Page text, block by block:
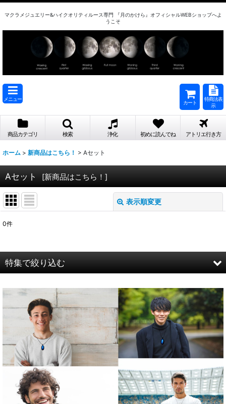
マクラメジュエリー&ハイクオリティルース専門 『月のかけら』オフィシャルWEBショップへよ
うこそ
メニュー
カート
特商法表
示
商品カテゴリ 検索 浄化 初めに読んでね アトリエ行き方
ホーム > 新商品はこちら！ > Aセット
Aセット [新商品はこちら！ ]
表示順変更
並び順 :
0件
特集で絞り込む
ネックレス
ガーデンクォーツ
Aセット
Bセット